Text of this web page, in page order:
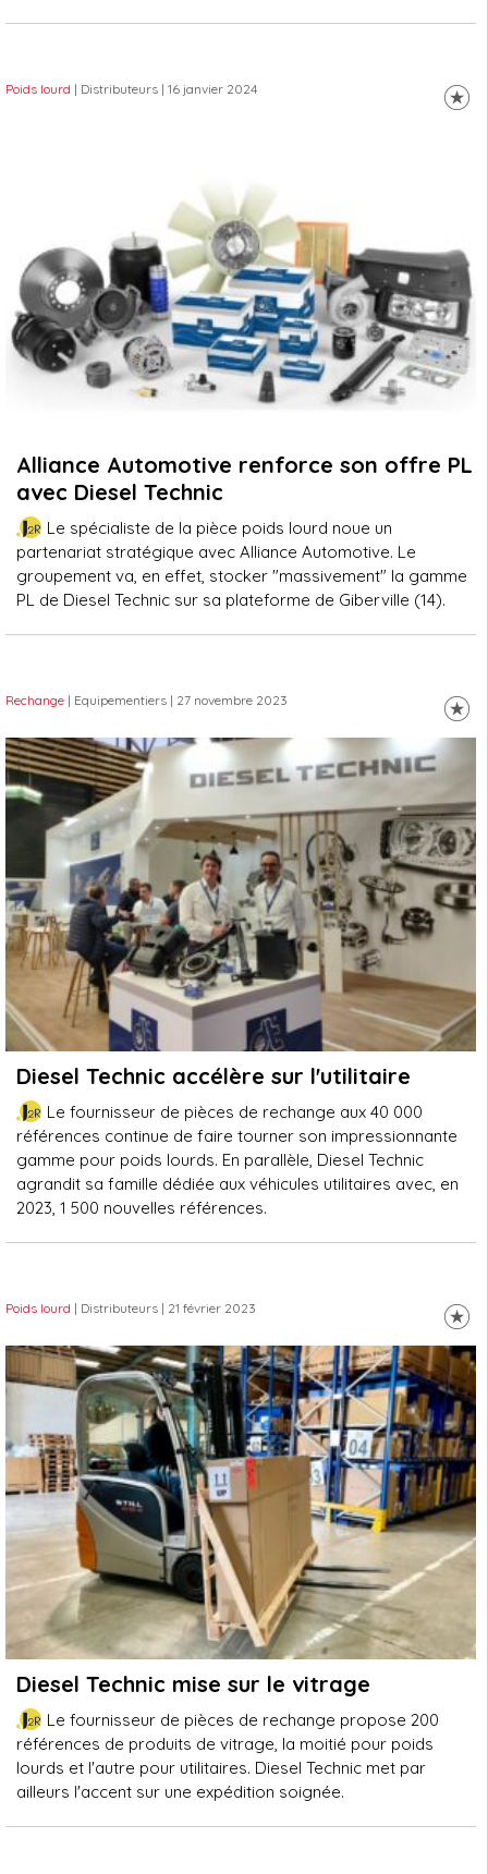
Poids lourd | Distributeurs | 16 janvier 2024
Alliance Automotive renforce son offre PL
avec Diesel Technic
Le spécialiste de la pièce poids lourd noue un
partenariat stratégique avec Alliance Automotive. Le
groupement va, en effet, stocker "massivement" la gamme
PL de Diesel Technic sur sa plateforme de Giberville (14).
Rechange | Equipementiers | 27 novembre 2023
Diesel Technic accélère sur l'utilitaire
Le fournisseur de pièces de rechange aux 40 000
références continue de faire tourner son impressionnante
gamme pour poids lourds. En parallèle, Diesel Technic
agrandit sa famille dédiée aux véhicules utilitaires avec, en
2023, 1 500 nouvelles références.
Poids lourd | Distributeurs | 21 février 2023
Diesel Technic mise sur le vitrage
Le fournisseur de pièces de rechange propose 200
références de produits de vitrage, la moitié pour poids
lourds et l'autre pour utilitaires. Diesel Technic met par
ailleurs l'accent sur une expédition soignée.